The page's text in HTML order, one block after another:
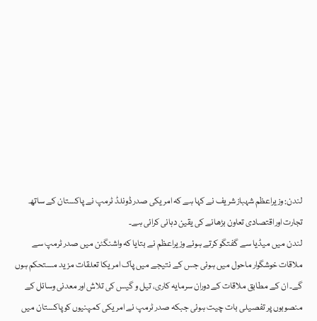
لندن: وزیراعظم شہباز شریف نے کہا ہے کہ امریکی صدر ڈونلڈ ٹرمپ نے پاکستان کے ساتھ
تجارت اور اقتصادی تعاون بڑھانے کی یقین دہانی کرائی ہے۔
لندن میں میڈیا سے گفتگو کرتے ہوئے وزیراعظم نے بتایا کہ واشنگٹن میں صدر ٹرمپ سے
ملاقات خوشگوار ماحول میں ہوئی جس کے نتیجے میں پاک امریکا تعلقات مزید مستحکم ہوں
گے۔ ان کے مطابق ملاقات کے دوران سرمایہ کاری، تیل و گیس کی تلاش اور معدنی وسائل کے
منصوبوں پر تفصیلی بات چیت ہوئی جبکہ صدر ٹرمپ نے امریکی کمپنیوں کو پاکستان میں